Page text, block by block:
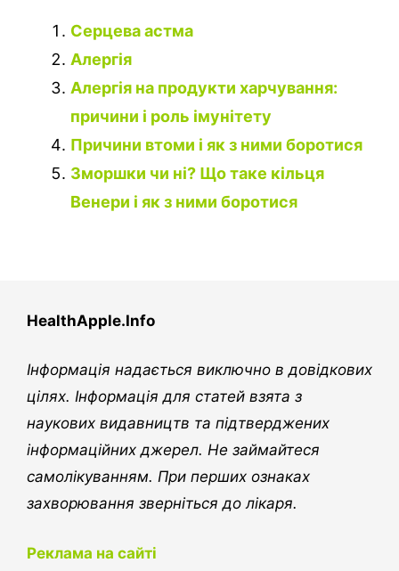
Cерцева астма
Алергія
Алергія на продукти харчування:
причини і роль імунітету
Причини втоми і як з ними боротися
Зморшки чи ні? Що таке кільця
Венери і як з ними боротися
HealthApple.Info
Інформація надається виключно в довідкових
цілях. Інформація для статей взята з
наукових видавництв та підтверджених
інформаційних джерел. Не займайтеся
самолікуванням. При перших ознаках
захворювання зверніться до лікаря.
Реклама на сайті